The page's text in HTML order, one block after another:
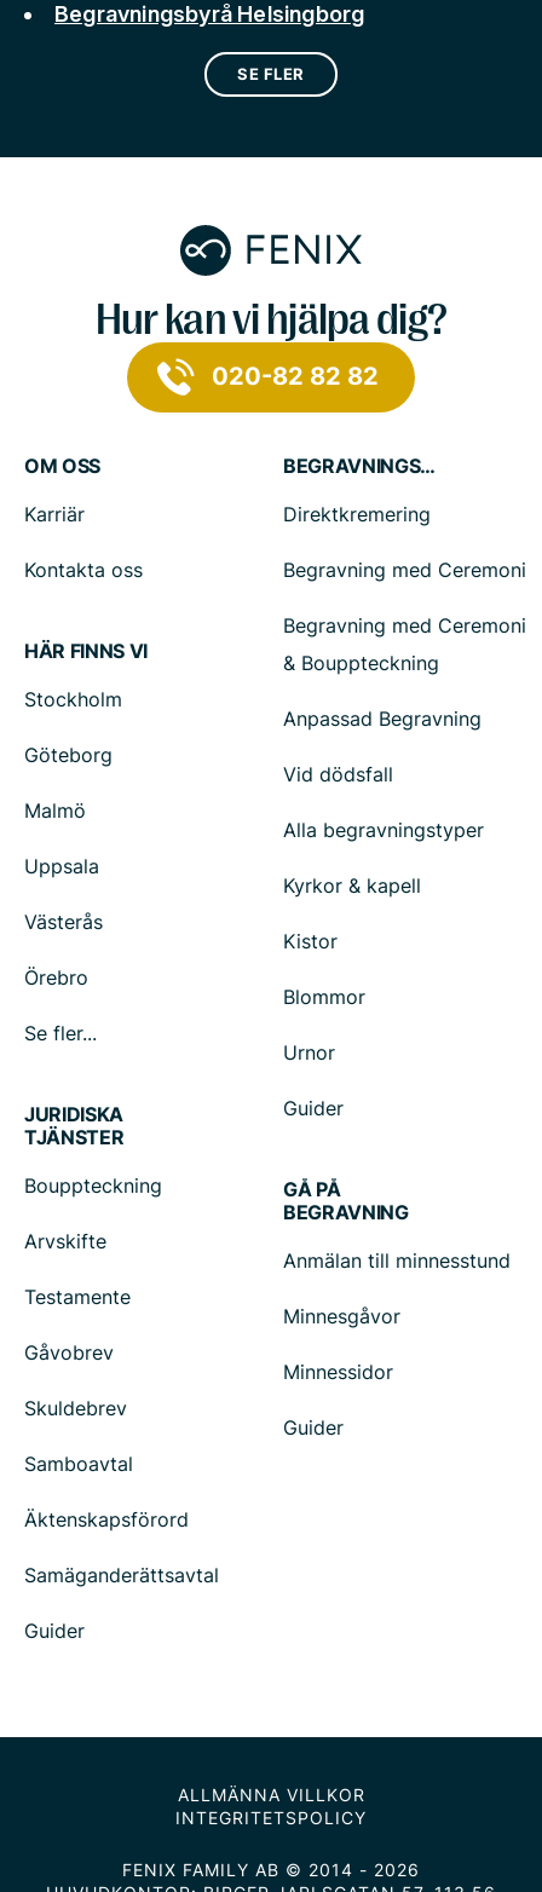
Begravningsbyrå Helsingborg
SE FLER
Hur kan vi hjälpa dig?
020-82 82 82
OM OSS
Karriär
Kontakta oss
HÄR FINNS VI
Stockholm
Göteborg
Malmö
Uppsala
Västerås
Örebro
Se fler...
BEGRAVNINGSTJÄNSTER
Direktkremering
Begravning med Ceremoni
Begravning med Ceremoni
& Bouppteckning
Anpassad Begravning
Vid dödsfall
Alla begravningstyper
Kyrkor & kapell
Kistor
Blommor
Urnor
Guider
JURIDISKA
TJÄNSTER
Bouppteckning
Arvskifte
Testamente
Gåvobrev
Skuldebrev
Samboavtal
Äktenskapsförord
Samäganderättsavtal
Guider
GÅ PÅ
BEGRAVNING
Anmälan till minnesstund
Minnesgåvor
Minnessidor
Guider
ALLMÄNNA VILLKOR
INTEGRITETSPOLICY
FENIX FAMILY AB © 2014 - 2026